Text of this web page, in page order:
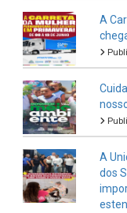
A
A
dos